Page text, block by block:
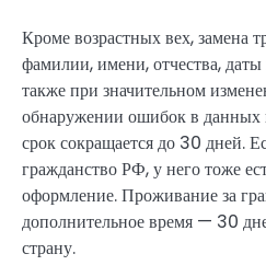
Кроме возрастных вех, замена
фамилии, имени, отчества,
также при значительном
обнаружении ошибок в данных
срок сокращается до 30 дней.
гражданство РФ, у него тоже
оформление. Проживание за
дополнительное время — 30
страну.